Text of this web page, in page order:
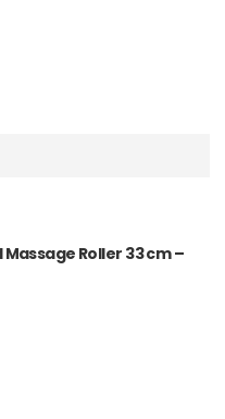
Roller 33 cm –